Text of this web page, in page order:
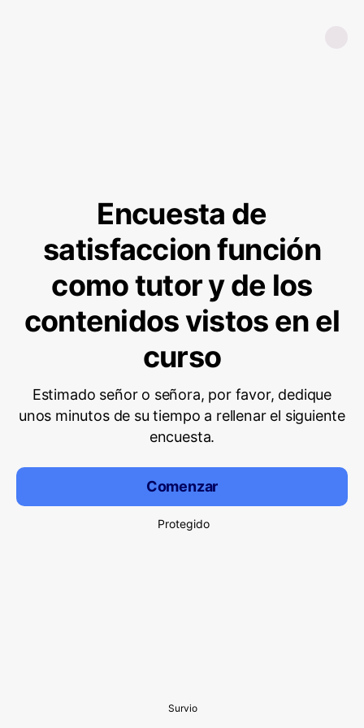
Encuesta de
satisfaccion función
como tutor y de los
contenidos vistos en el
curso
Estimado señor o señora, por favor, dedique
unos minutos de su tiempo a rellenar el siguiente
encuesta.
Comenzar
Protegido
Survio